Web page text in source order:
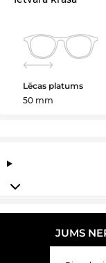
Lēcas platums
50 mm
JUMS